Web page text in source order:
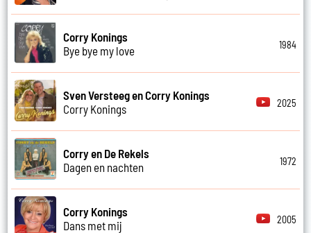
Corry Konings
Bye bye my love
1984
Sven Versteeg en Corry Konings
Corry Konings
2025
Corry en De Rekels
Dagen en nachten
1972
Corry Konings
Dans met mij
2005